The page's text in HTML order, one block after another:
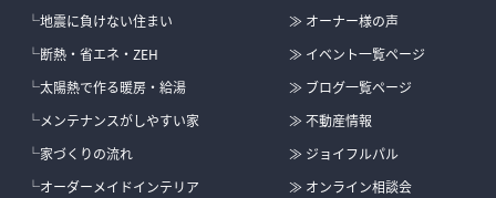
└地震に負けない住まい
└断熱・省エネ・ZEH
└太陽熱で作る暖房・給湯
└メンテナンスがしやすい家
└家づくりの流れ
└オーダーメイドインテリア
≫ オーナー様の声
≫ イベント一覧ページ
≫ ブログ一覧ページ
≫ 不動産情報
≫ ジョイフルパル
≫ オンライン相談会